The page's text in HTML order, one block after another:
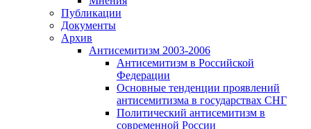
Публикации
Документы
Архив
Антисемитизм 2003-2006
Антисемитизм в Российской
Федерации
Основные тенденции проявлений
антисемитизма в государствах СНГ
Политический антисемитизм в
современной России